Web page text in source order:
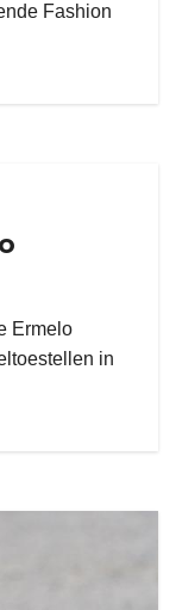
Fashion
Ermelo
in